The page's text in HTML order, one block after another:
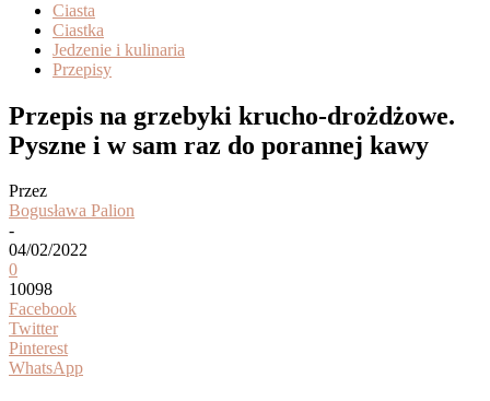
Ciasta
Ciastka
Jedzenie i kulinaria
Przepisy
Przepis na grzebyki krucho-drożdżowe.
Pyszne i w sam raz do porannej kawy
Przez
Bogusława Palion
-
04/02/2022
0
10098
Facebook
Twitter
Pinterest
WhatsApp